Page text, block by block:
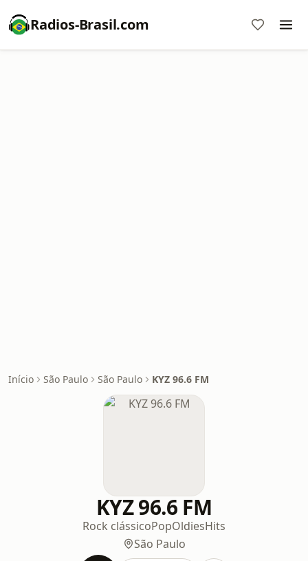
Radios-Brasil.com
Início São Paulo São Paulo KYZ 96.6 FM
KYZ 96.6 FM
Rock clássicoPopOldiesHits
São Paulo